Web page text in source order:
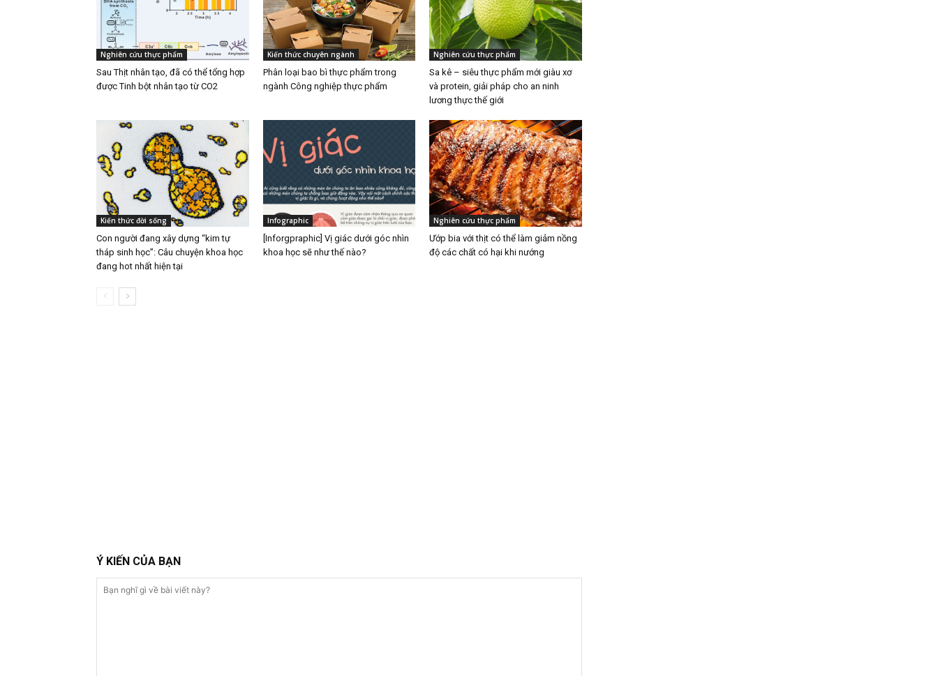
Nghiên cứu thực phẩm
Sau Thịt nhân tạo, đã có thể tổng hợp
được Tinh bột nhân tạo từ CO2
Kiến thức chuyên ngành
Phân loại bao bì thực phẩm trong
ngành Công nghiệp thực phẩm
Nghiên cứu thực phẩm
Sa kê – siêu thực phẩm mới giàu xơ
và protein, giải pháp cho an ninh
lương thực thế giới
Kiến thức đời sống
Con người đang xây dựng “kim tự
tháp sinh học”: Câu chuyện khoa học
đang hot nhất hiện tại
Infographic
[Inforgpraphic] Vị giác dưới góc nhìn
khoa học sẽ như thế nào?
Nghiên cứu thực phẩm
Ướp bia với thịt có thể làm giảm nồng
độ các chất có hại khi nướng
Ý KIẾN CỦA BẠN